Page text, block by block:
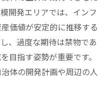
開発エリアでは、インフ
価値が安定的に推移する
、過度な期待は禁物であ
目指す姿勢が重要です。
体の開発計画や周辺の人